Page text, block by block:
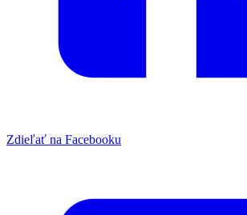
Zdieľať na Facebooku